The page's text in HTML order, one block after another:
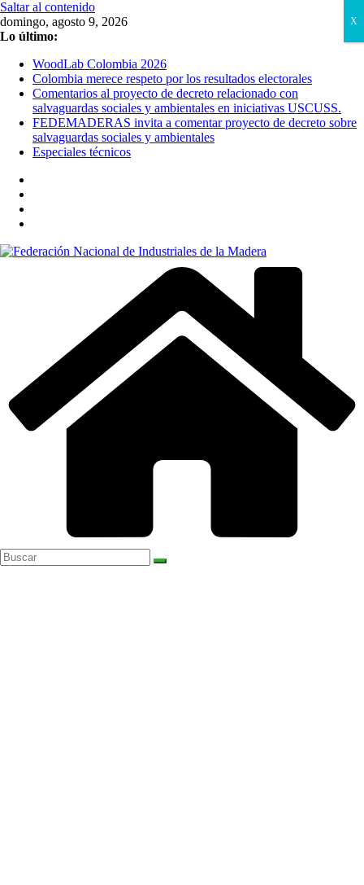
Saltar al contenido
domingo, agosto 9, 2026
Lo último:
WoodLab Colombia 2026
Colombia merece respeto por los resultados electorales
Comentarios al proyecto de decreto relacionado con
salvaguardas sociales y ambientales en iniciativas USCUSS.
FEDEMADERAS invita a comentar proyecto de decreto sobre
salvaguardas sociales y ambientales
Especiales técnicos
X